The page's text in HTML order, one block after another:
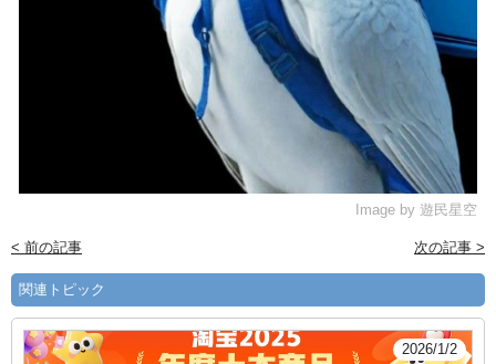
Image by 遊民星空
< 前の記事 次の記事 >
関連トピック
2026/1/2